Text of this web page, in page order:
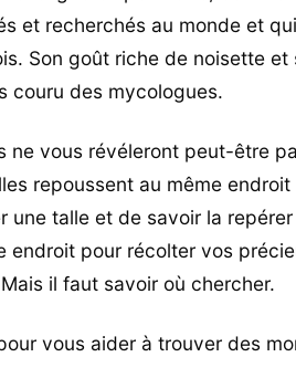
et recherchés au monde et
Son goût riche de noisette et
couru des mycologues.
ne vous révéleront peut-être
repoussent au même
une talle et de savoir la
endroit pour récolter vos
il faut savoir où chercher.
vous aider à trouver des